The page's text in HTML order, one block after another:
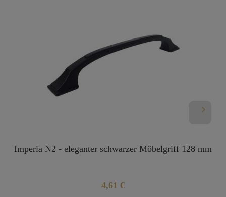
Imperia N2 - eleganter schwarzer Möbelgriff 128 mm
4,61 €